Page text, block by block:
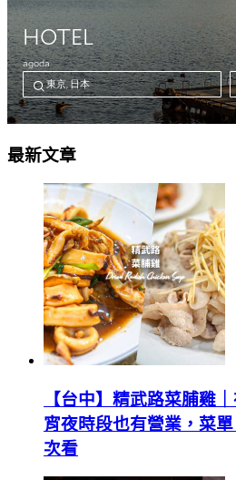
最新文章
【台中】精武路菜脯雞
宵夜時段也有營業，菜
次看